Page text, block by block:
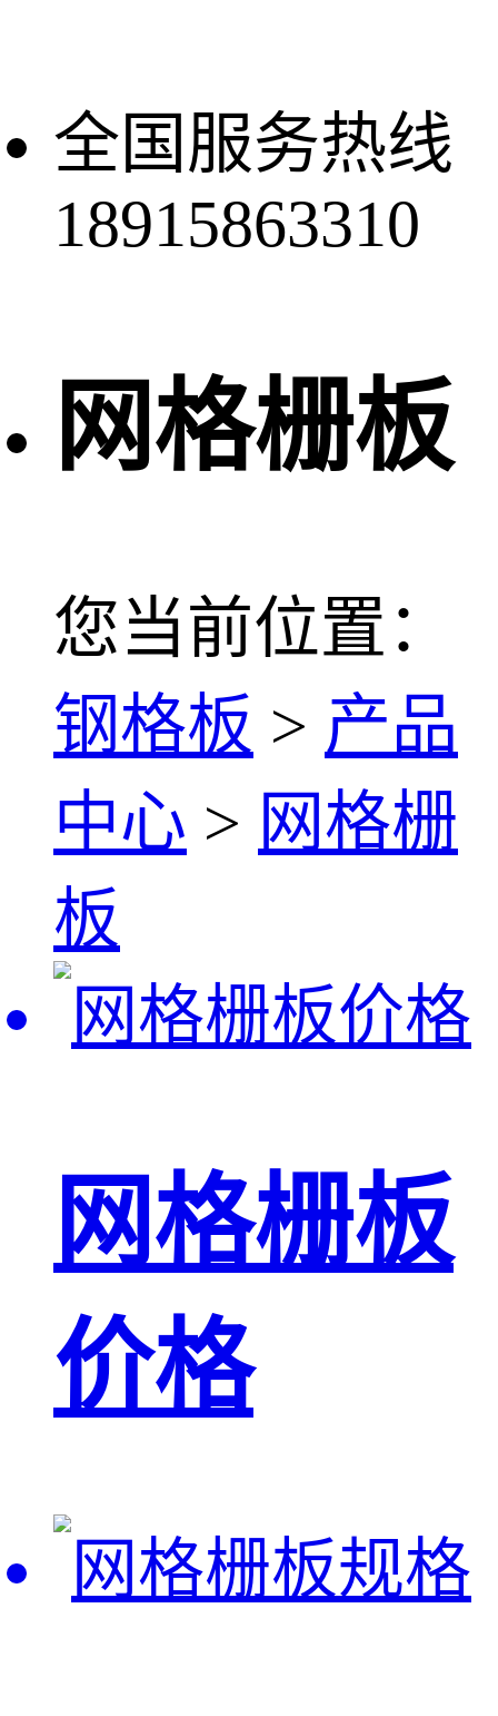
全国服务热线
18915863310
网格栅板
您当前位置：
钢格板 > 产品
中心 > 网格栅
板
网格栅板
价格